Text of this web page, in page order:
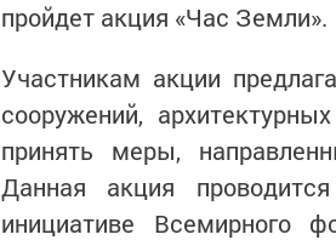
пройдет акция «Час Земли».
Участникам акции
сооружений,
принять меры,
Данная акция
инициативе Всемирного